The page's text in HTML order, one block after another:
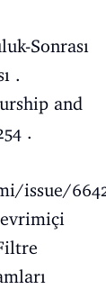
Sonrası
.
and
.